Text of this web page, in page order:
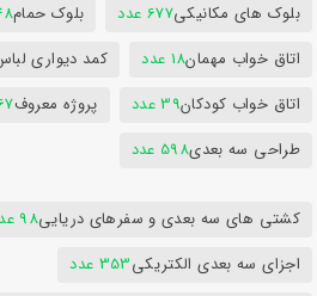
بلوک های مکانیکی677 عدد بلوک حمام
اتاق خواب مهمان18 عدد کمد دیواری
اتاق خواب کودکان39 عدد پروژه معروف
طراحی سه بعدی598 عدد
کشتی های سه بعدی و سفرهای دریایی98 عدد
اجزای سه بعدی الکتریکی353 عدد